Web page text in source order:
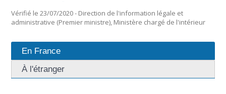
Vérifié le 23/07/2020 - Direction de l'information légale et
administrative (Premier ministre), Ministère chargé de l'intérieur
En France
À l'étranger